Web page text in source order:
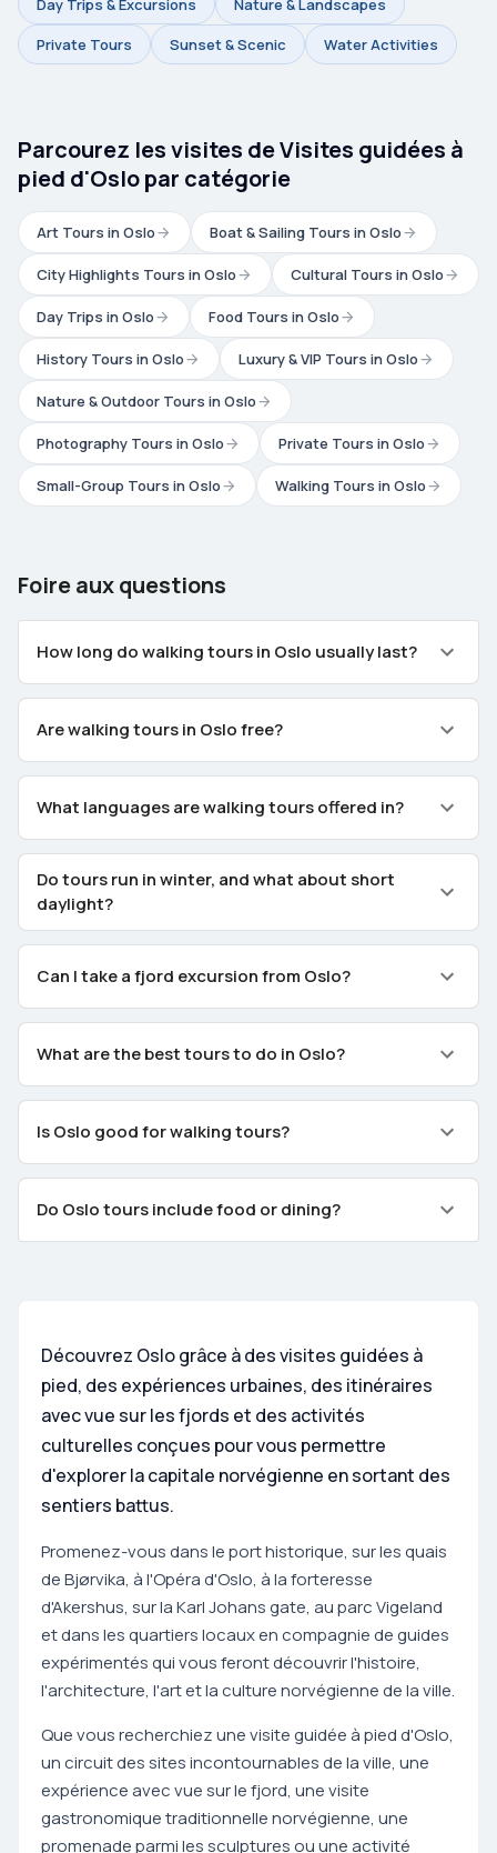
Day Trips & Excursions
Nature & Landscapes
Private Tours
Sunset & Scenic Water Activities
Parcourez les visites de Visites guidées à
pied d'Oslo par catégorie
Art Tours in Oslo Boat & Sailing Tours in Oslo
City Highlights Tours in Oslo Cultural Tours in Oslo
Day Trips in Oslo Food Tours in Oslo
History Tours in Oslo Luxury & VIP Tours in Oslo
Nature & Outdoor Tours in Oslo
Photography Tours in Oslo Private Tours in Oslo
Small-Group Tours in Oslo Walking Tours in Oslo
Foire aux questions
How long do walking tours in Oslo usually last?
Are walking tours in Oslo free?
What languages are walking tours offered in?
Do tours run in winter, and what about short
daylight?
Can I take a fjord excursion from Oslo?
What are the best tours to do in Oslo?
Is Oslo good for walking tours?
Do Oslo tours include food or dining?
Découvrez Oslo grâce à des visites guidées à
pied, des expériences urbaines, des itinéraires
avec vue sur les fjords et des activités
culturelles conçues pour vous permettre
d'explorer la capitale norvégienne en sortant des
sentiers battus.
Promenez-vous dans le port historique, sur les quais
de Bjørvika, à l'Opéra d'Oslo, à la forteresse
d'Akershus, sur la Karl Johans gate, au parc Vigeland
et dans les quartiers locaux en compagnie de guides
expérimentés qui vous feront découvrir l'histoire,
l'architecture, l'art et la culture norvégienne de la ville.
Que vous recherchiez une visite guidée à pied d'Oslo,
un circuit des sites incontournables de la ville, une
expérience avec vue sur le fjord, une visite
gastronomique traditionnelle norvégienne, une
promenade parmi les sculptures ou une activité